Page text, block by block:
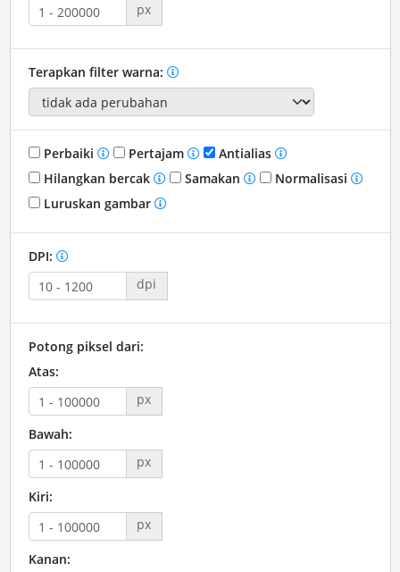
px
Terapkan filter warna:
Perbaiki Pertajam
Antialias
Hilangkan bercak
Samakan
Normalisasi
Luruskan gambar
DPI:
dpi
Potong piksel dari:
Atas:
px
Bawah:
px
Kiri:
px
Kanan: